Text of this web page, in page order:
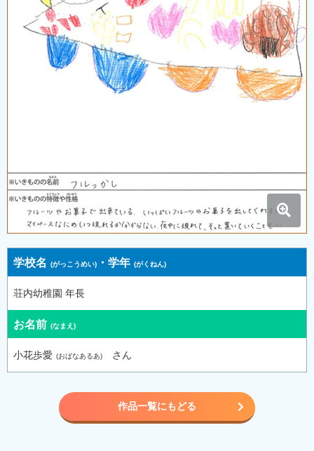
学校名 ・学年
荘内幼稚園 年長
お名前
小花歩愛 さん
作品一覧にもどる